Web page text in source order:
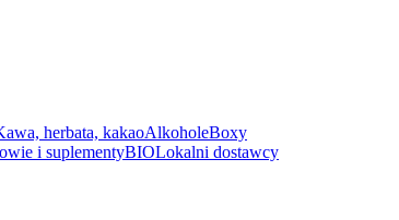
herbata, kakaoAlkoholeBoxy
i suplementyBIOLokalni dostawcy